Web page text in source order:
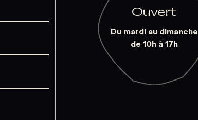
Ouvert
Du mardi au dimanche
de 10h à 17h